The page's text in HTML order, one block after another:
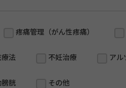
疼痛管理（がん性疼痛）
法 不妊治療 アル
胱 その他